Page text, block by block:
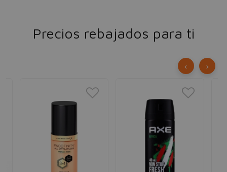
Precios rebajados para ti
‹ ›